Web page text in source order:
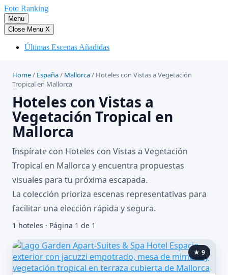
Saltar
al
contenido
Foto Ranking
Menu
Close Menu X
Últimas Escenas Añadidas
Home/ España/ Mallorca/ Hoteles con Vistas a Vegetación
Tropical en Mallorca
Hoteles con Vistas a
Vegetación Tropical en
Mallorca
Inspírate con Hoteles con Vistas a Vegetación
Tropical en Mallorca y encuentra propuestas
visuales para tu próxima escapada.
La colección prioriza escenas representativas para
facilitar una elección rápida y segura.
1 hoteles · Página 1 de 1
★ 9